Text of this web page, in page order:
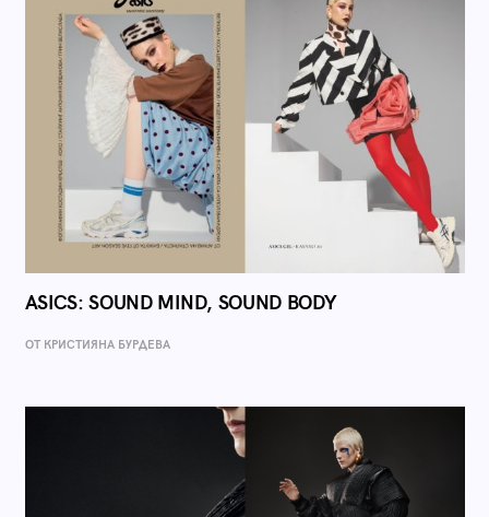
ASICS: SOUND MIND, SOUND BODY
ОТ КРИСТИЯНА БУРДЕВА